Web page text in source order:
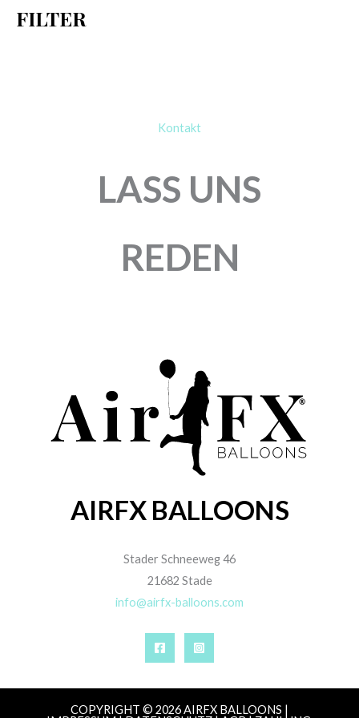
FILTER
Kontakt
LASS UNS
REDEN
AIRFX BALLOONS
Stader Schneeweg 46
21682 Stade
info@airfx-balloons.com
COPYRIGHT © 2026 AIRFX BALLOONS |